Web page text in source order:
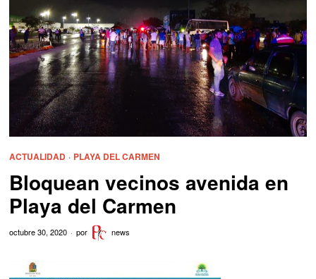
ACTUALIDAD · PLAYA DEL CARMEN
Bloquean vecinos avenida en
Playa del Carmen
octubre 30, 2020 por news